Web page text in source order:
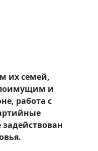
их семей,
и
работа с
задействован